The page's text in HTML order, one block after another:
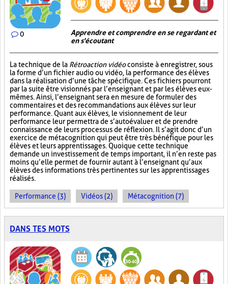
0
Apprendre et comprendre en se regardant et
en s'écoutant
La technique de la Rétroaction vidéoconsiste à enregistrer, sous
la forme d’un fichier audio ou vidéo, la performance des élèves
dans la réalisation d’une tâche spécifique. Ces fichiers pourront
par la suite être visionnés par l’enseignant et par les élèves eux-
mêmes. Ainsi, l’enseignant sera en mesure de formuler des
commentaires et des recommandations aux élèves sur leur
performance. Quant aux élèves, le visionnement de leur
performance leur permettra de s’autoévaluer et de prendre
connaissance de leurs processus de réflexion. Il s’agit donc d’un
exercice de métacognition qui peut être très bénéfique pour les
élèves et leurs apprentissages. Quoique cette technique
demande un investissement de temps important, il n’en reste pas
moins qu’elle permet de fournir autant à l’enseignant qu’aux
élèves des informations très pertinentes sur les apprentissages
réalisés.
Performance (3) Vidéos (2) Métacognition (7)
DANS TES MOTS